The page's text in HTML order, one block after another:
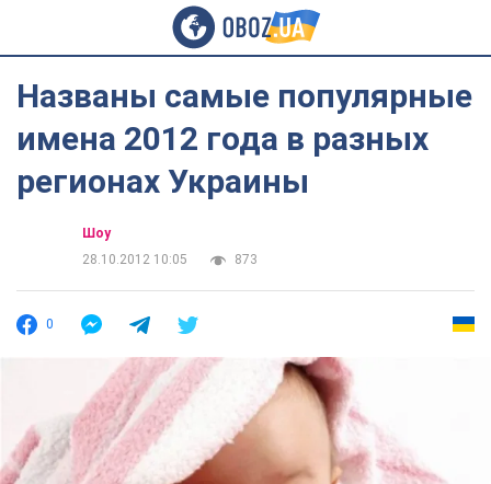
Названы самые популярные
имена 2012 года в разных
регионах Украины
Шоу
28.10.2012 10:05
873
0